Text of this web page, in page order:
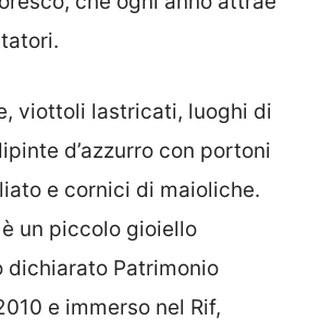
viottoli lastricati, luoghi di
d’azzurro con portoni
e cornici di maioliche.
un piccolo gioiello
Patrimonio
e immerso nel Rif,